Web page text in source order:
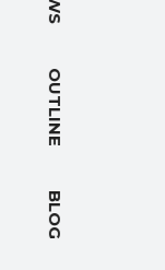
OUTLINE
BLOG